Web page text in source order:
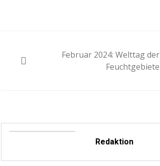
Februar 2024: Welttag der
Feuchtgebiete
Redaktion